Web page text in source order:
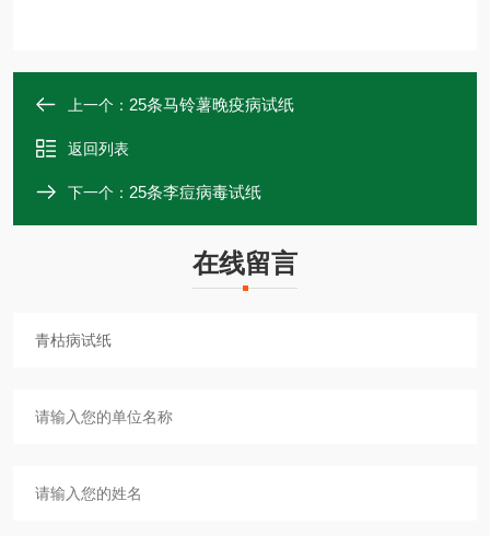
上一个： 25条马铃薯晚疫病试纸
返回列表
下一个： 25条李痘病毒试纸
在线留言